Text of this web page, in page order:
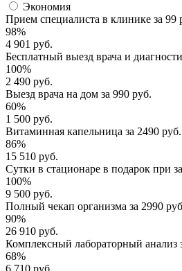
Экономия
Прием специалиста в клинике за 99
98%
4 901 руб.
Бесплатный выезд врача и
100%
2 490 руб.
Выезд врача на дом за 990 руб.
60%
1 500 руб.
Витаминная капельница за 2490 руб.
86%
15 510 руб.
Сутки в стационаре в подарок при
100%
9 500 руб.
Полный чекап организма за 2990
90%
26 910 руб.
Комплексный лабораторный анализ
68%